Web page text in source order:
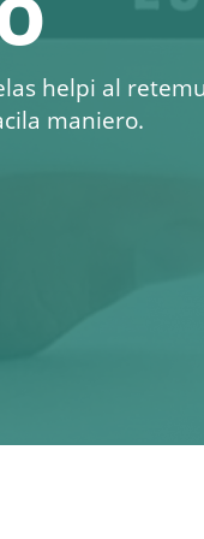
helpi al
maniero.